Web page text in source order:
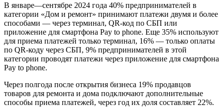
В январе—сентябре 2024 года 40% предпринимателей в
категории «Дом и ремонт» принимают платежи двумя и более
способами — через терминал, QR-код по СБП или
приложение для смартфона Pay to phone. Еще 35% используют
для приема платежей только терминал, 16% — только оплаты
по QR-коду через СБП, 9% предпринимателей в этой
категории проводят платежи через приложение для смартфона
Pay to phone.
Через полгода после открытия бизнеса 19% продавцов
товаров для ремонта и дома подключают дополнительные
способы приема платежей, через год их доля составляет 22%.